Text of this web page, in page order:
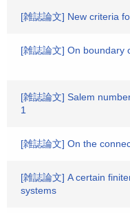
[雑誌論文] New criteria
[雑誌論文] On boundary
[雑誌論文] Salem
1
[雑誌論文] On the
[雑誌論文] A certain
systems